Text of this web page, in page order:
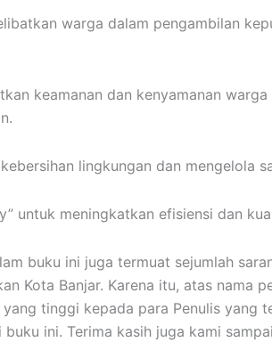
warga dalam pengambilan
keamanan dan kenyamanan warga
lingkungan dan mengelola
untuk meningkatkan efisiensi dan
buku ini juga termuat sejumlah
Kota Banjar. Karena itu, atas nama
tinggi kepada para Penulis yang
ini. Terima kasih juga kami